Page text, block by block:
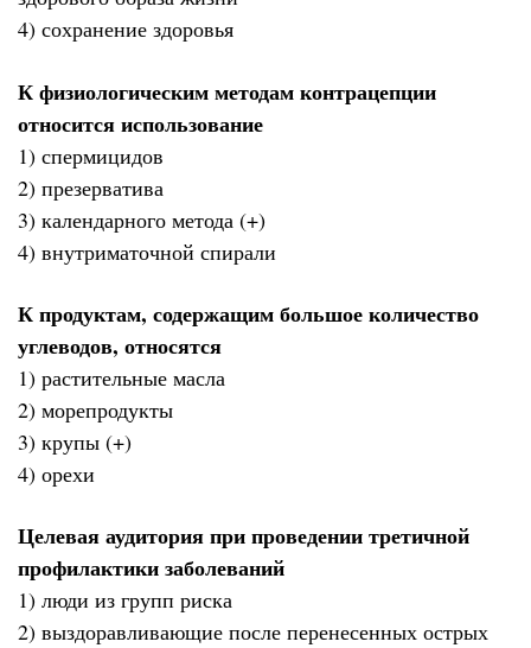
4) сохранение здоровья
К физиологическим методам контрацепции
относится использование
1) спермицидов
2) презерватива
3) календарного метода (+)
4) внутриматочной спирали
К продуктам, содержащим большое количество
углеводов, относятся
1) растительные масла
2) морепродукты
3) крупы (+)
4) орехи
Целевая аудитория при проведении третичной
профилактики заболеваний
1) люди из групп риска
2) выздоравливающие после перенесенных острых